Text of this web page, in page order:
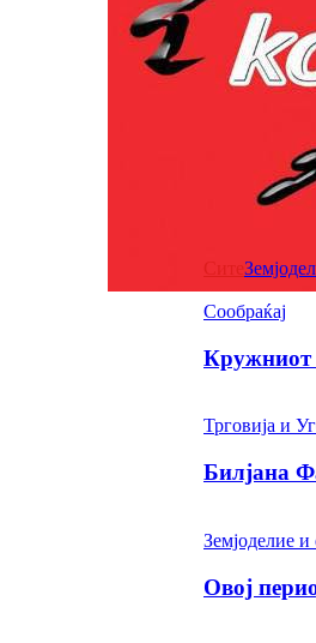
Skopje
четврток, август 6, 2026
Населба Илинден
Сообраќај
Кружниот
Трговија и
Билјана
Земјоделие и
Овој